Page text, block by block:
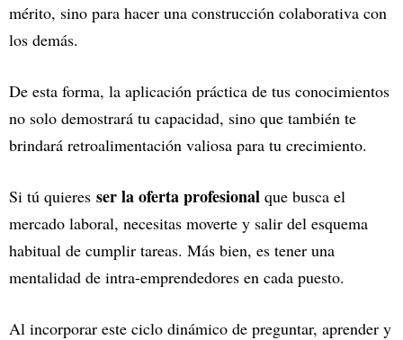
mérito, sino para hacer una construcción colaborativa con
los demás.
De esta forma, la aplicación práctica de tus conocimientos
no solo demostrará tu capacidad, sino que también te
brindará retroalimentación valiosa para tu crecimiento.
Si tú quieres ser la oferta profesional que busca el
mercado laboral, necesitas moverte y salir del esquema
habitual de cumplir tareas. Más bien, es tener una
mentalidad de intra-emprendedores en cada puesto.
Al incorporar este ciclo dinámico de preguntar, aprender y